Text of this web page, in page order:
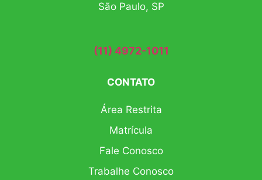
São Paulo, SP
(11) 4972-1011
CONTATO
Área Restrita
Matrícula
Fale Conosco
Trabalhe Conosco